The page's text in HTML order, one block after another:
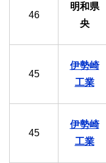
46
明和県
央
45
伊勢崎
工業
45
伊勢崎
工業